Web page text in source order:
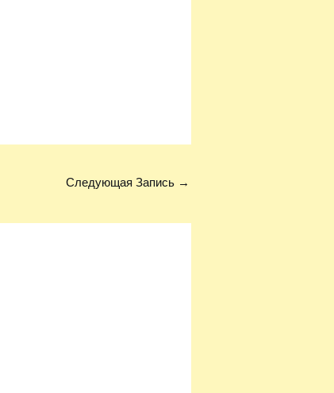
Следующая Запись →